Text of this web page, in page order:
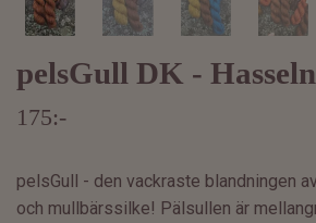
pelsGull DK -
175:-
pelsGull - den vackraste blandningen
och mullbärssilke! Pälsullen är